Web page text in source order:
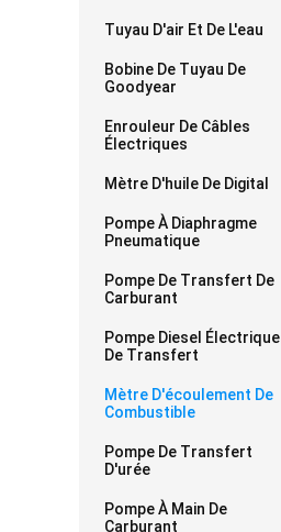
Tuyau D'air Et De L'eau
Bobine De Tuyau De
Goodyear
Enrouleur De Câbles
Électriques
Mètre D'huile De Digital
Pompe À Diaphragme
Pneumatique
Pompe De Transfert De
Carburant
Pompe Diesel Électrique
De Transfert
Mètre D'écoulement De
Combustible
Pompe De Transfert
D'urée
Pompe À Main De
Carburant